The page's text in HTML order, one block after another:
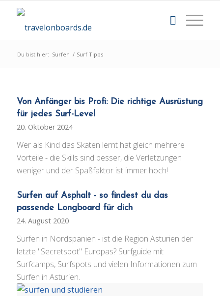
Du bist hier: Surfen / Surf Tipps
Von Anfänger bis Profi: Die richtige Ausrüstung
für jedes Surf-Level
20. Oktober 2024
Wer als Kind das Skaten lernt hat gleich mehrere
Vorteile - die Skills sind besser, die Verletzungen
weniger und der Spaßfaktor ist immer hoch!
Surfen auf Asphalt - so findest du das
passende Longboard für dich
24. August 2020
Surfen in Nordspanien - ist die Region Asturien der
letzte "Secretspot" Europas? Surfguide mit
Surfcamps, Surfspots und vielen Informationen zum
Surfen in Asturien.